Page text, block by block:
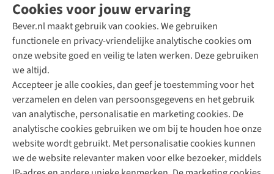
Cookies voor jouw ervaring
Bever.nl maakt gebruik van cookies. We gebruiken
functionele en privacy-vriendelijke analytische cookies om
onze website goed en veilig te laten werken. Deze gebruiken
we altijd.
Accepteer je alle cookies, dan geef je toestemming voor het
verzamelen en delen van persoonsgegevens en het gebruik
van analytische, personalisatie en marketing cookies. De
analytische cookies gebruiken we om bij te houden hoe onze
website wordt gebruikt. Met personalisatie cookies kunnen
we de website relevanter maken voor elke bezoeker, middels
Direct advies van een Buitenexpert
+31 (0)85 888 50 88
+31 6 12 28 49 80
Contactformulier